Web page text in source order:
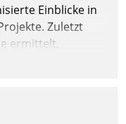
Einblicke in
Zuletzt
ermittelt.